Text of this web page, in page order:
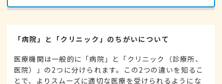
「病院」と「クリニック」のちがいについて
医療機関は一般的に「病院」と「クリニック（診療所、
医院）」の2つに分けられます。この2つの違いを知るこ
とで、よりスムーズに適切な医療を受けられるようにな